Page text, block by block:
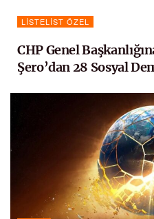
LISTELIST ÖZEL
CHP Genel
Şero’dan 28 Sosyal